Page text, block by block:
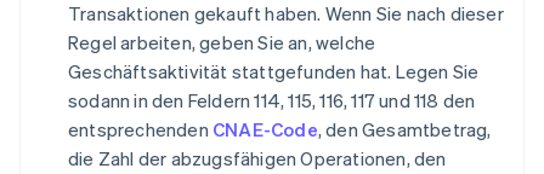
Transaktionen gekauft haben. Wenn Sie nach dieser
Regel arbeiten, geben Sie an, welche
Geschäftsaktivität stattgefunden hat. Legen Sie
sodann in den Feldern 114, 115, 116, 117 und 118 den
entsprechenden CNAE-Code, den Gesamtbetrag,
die Zahl der abzugsfähigen Operationen, den